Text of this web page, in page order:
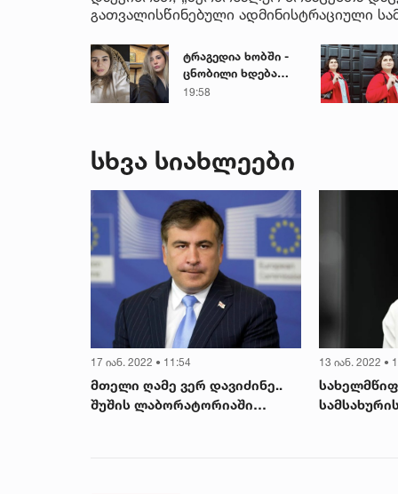
გათვალისწინებული ადმინისტრაციული
ტრაგედია ხობში -
ცნობილი ხდება
დაღუპული დედა-
19:58
სხვა სიახლეები
17 იან. 2022 • 11:54
მთელი ღამე ვერ დავიძინე..
შუშის ლაბორატორიაში
13 იან. 2022 •